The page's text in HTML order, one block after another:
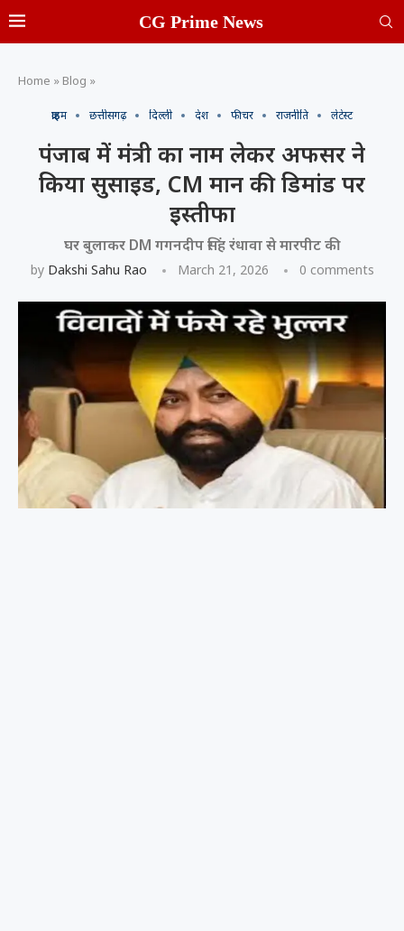
CG Prime News
Home » Blog »
क्राइम छत्तीसगढ़ दिल्ली देश फीचर राजनीति लेटेस्ट
पंजाब में मंत्री का नाम लेकर अफसर ने
किया सुसाइड, CM मान की डिमांड पर
इस्तीफा
घर बुलाकर DM गगनदीप सिंह रंधावा से मारपीट की
by Dakshi Sahu Rao March 21, 2026 0 comments